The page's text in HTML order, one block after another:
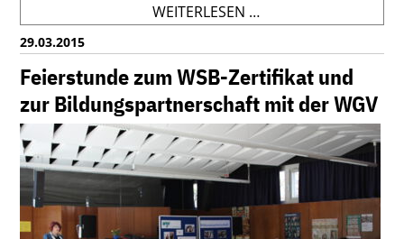
WEITERLESEN …8C:
MEDIZINTECHNIK
IN
MANNHEIM
29.03.2015
Feierstunde zum WSB-Zertifikat und
zur Bildungspartnerschaft mit der WGV